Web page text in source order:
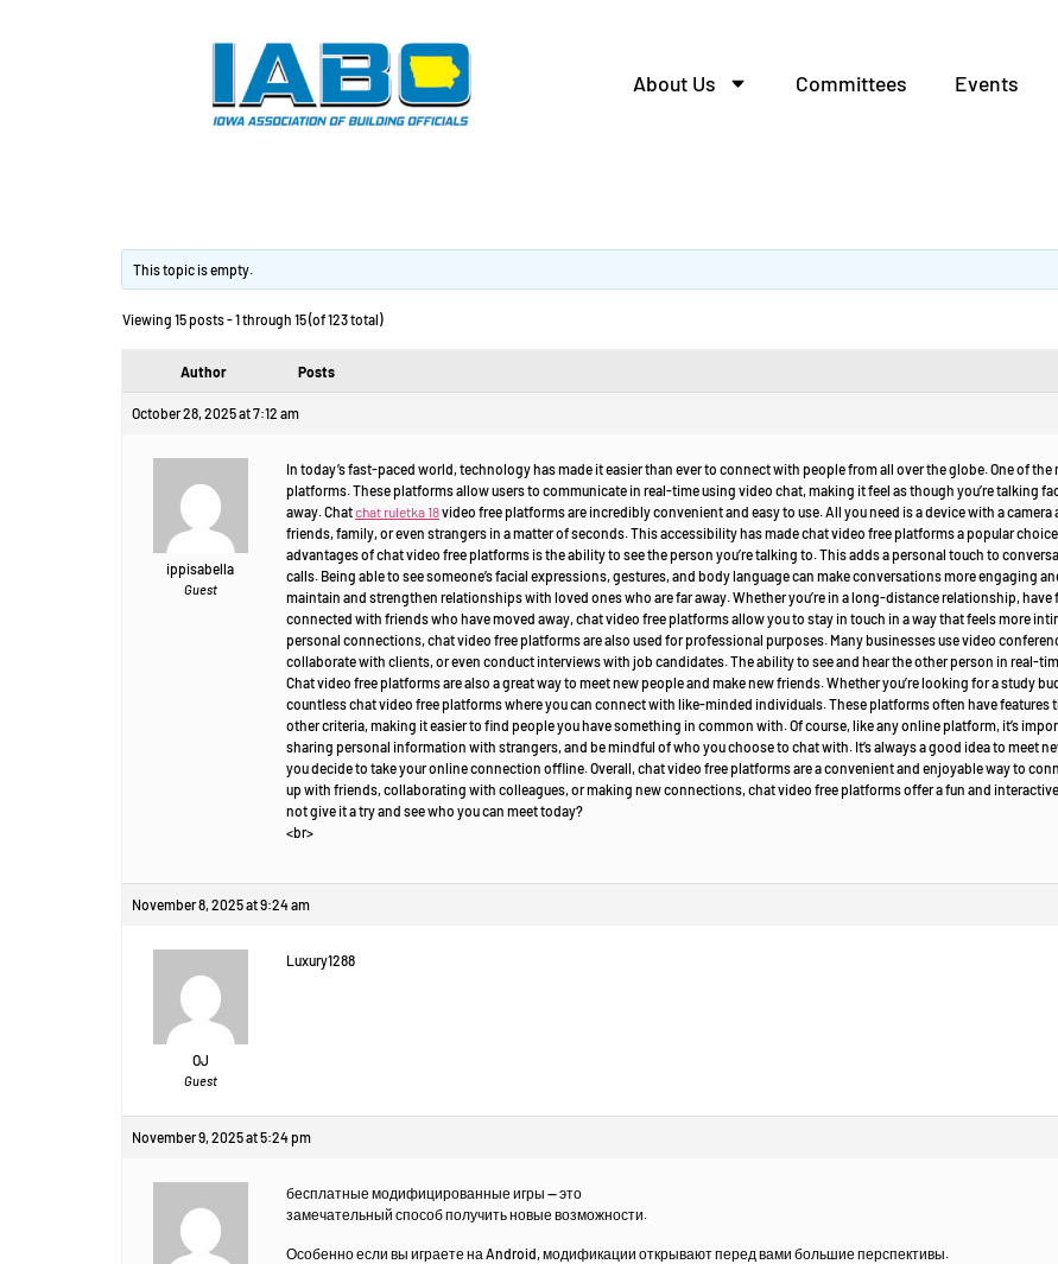
About Us Committees Events
This topic is empty.
Viewing 15 posts - 1 through 15 (of 123 total)
Author Posts
October 28, 2025 at 7:12 am
ippisabella
Guest
In today’s fast-paced world, technology has made it easier than ever to connect with people from all over the globe. One of
platforms. These platforms allow users to communicate in real-time using video chat, making it feel as though you’re talking
away. Chatchat ruletka 18video free platforms are incredibly convenient and easy to use. All you need is a device with a
friends, family, or even strangers in a matter of seconds. This accessibility has made chat video free platforms a popular
advantages of chat video free platforms is the ability to see the person you’re talking to. This adds a personal touch to
calls. Being able to see someone’s facial expressions, gestures, and body language can make conversations more engaging
maintain and strengthen relationships with loved ones who are far away. Whether you’re in a long-distance relationship,
connected with friends who have moved away, chat video free platforms allow you to stay in touch in a way that feels more
personal connections, chat video free platforms are also used for professional purposes. Many businesses use video
collaborate with clients, or even conduct interviews with job candidates. The ability to see and hear the other person in real-
Chat video free platforms are also a great way to meet new people and make new friends. Whether you’re looking for a study
countless chat video free platforms where you can connect with like-minded individuals. These platforms often have
other criteria, making it easier to find people you have something in common with. Of course, like any online platform, it’s
sharing personal information with strangers, and be mindful of who you choose to chat with. It’s always a good idea to meet
you decide to take your online connection offline. Overall, chat video free platforms are a convenient and enjoyable way to
up with friends, collaborating with colleagues, or making new connections, chat video free platforms offer a fun and
not give it a try and see who you can meet today?
<br>
November 8, 2025 at 9:24 am
OJ
Guest
Luxury1288
November 9, 2025 at 5:24 pm
бесплатные модифицированные игры — это
замечательный способ получить новые возможности.
Особенно если вы играете на Android, модификации открывают перед вами большие перспективы.